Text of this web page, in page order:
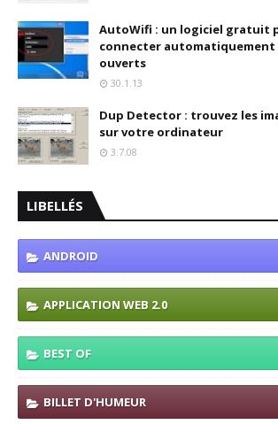
AutoWifi : un logiciel gratuit
connecter automatiquement
ouverts
30.1.13
Dup Detector : trouvez les
sur votre ordinateur
3.7.08
LIBELLÉS
ANDROID
APPLICATION WEB 2.0
BEST OF
BILLET D'HUMEUR